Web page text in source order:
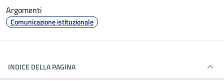
Argomenti
Comunicazione istituzionale
INDICE DELLA PAGINA